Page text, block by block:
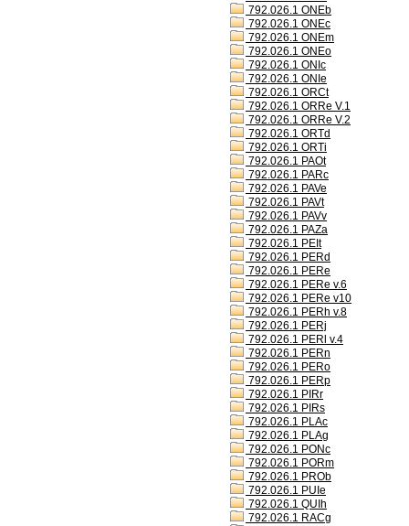
792.026.1 ONEb
792.026.1 ONEc
792.026.1 ONEm
792.026.1 ONEo
792.026.1 ONIc
792.026.1 ONIe
792.026.1 ORCt
792.026.1 ORRe V.1
792.026.1 ORRe V.2
792.026.1 ORTd
792.026.1 ORTi
792.026.1 PAOt
792.026.1 PARc
792.026.1 PAVe
792.026.1 PAVt
792.026.1 PAVv
792.026.1 PAZa
792.026.1 PEIt
792.026.1 PERd
792.026.1 PERe
792.026.1 PERe v.6
792.026.1 PERe v10
792.026.1 PERh v.8
792.026.1 PERj
792.026.1 PERl v.4
792.026.1 PERn
792.026.1 PERo
792.026.1 PERp
792.026.1 PIRr
792.026.1 PIRs
792.026.1 PLAc
792.026.1 PLAg
792.026.1 PONc
792.026.1 PORm
792.026.1 PROb
792.026.1 PUIe
792.026.1 QUIh
792.026.1 RACg